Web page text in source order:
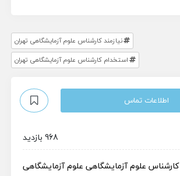
نیازمند کارشناس علوم آزمایشگاهی تهران
استخدام کارشناس علوم آزمایشگاهی تهران
اطلاعات تماس
968 بازدید
کارشناس علوم آزمایشگاهی علوم آزمایشگاهی